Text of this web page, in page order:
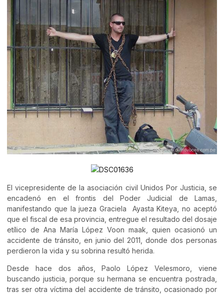
El vicepresidente de la asociación civil Unidos Por Justicia, se
encadenó en el frontis del Poder Judicial de Lamas,
manifestando que la jueza Graciela Ayasta Kiteya, no aceptó
que el fiscal de esa provincia, entregue el resultado del dosaje
etílico de Ana María López Voon maak, quien ocasionó un
accidente de tránsito, en junio del 2011, donde dos personas
perdieron la vida y su sobrina resultó herida.
Desde hace dos años, Paolo López Velesmoro, viene
buscando justicia, porque su hermana se encuentra postrada,
tras ser otra víctima del accidente de tránsito, ocasionado por